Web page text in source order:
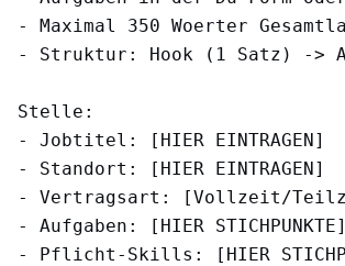
- Maximal 350 Woerter
- Struktur: Hook (1 Satz) ->
Stelle:
- Jobtitel: [HIER EINTRAGEN]
- Standort: [HIER EINTRAGEN]
- Vertragsart: [Vollzeit/
- Aufgaben: [HIER STICHPUNKTE]
- Pflicht-Skills: [HIER